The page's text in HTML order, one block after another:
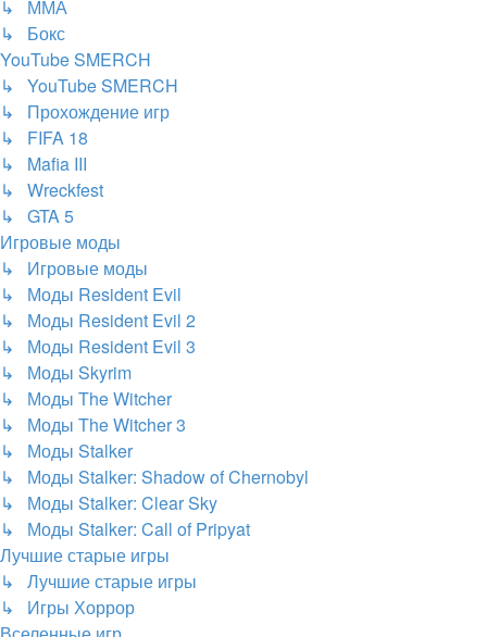
↳ ММА
↳ Бокс
YouTube SMERCH
↳ YouTube SMERCH
↳ Прохождение игр
↳ FIFA 18
↳ Mafia III
↳ Wreckfest
↳ GTA 5
Игровые моды
↳ Игровые моды
↳ Моды Resident Evil
↳ Моды Resident Evil 2
↳ Моды Resident Evil 3
↳ Моды Skyrim
↳ Моды The Witcher
↳ Моды The Witcher 3
↳ Моды Stalker
↳ Моды Stalker: Shadow of Chernobyl
↳ Моды Stalker: Clear Sky
↳ Моды Stalker: Call of Pripyat
Лучшие старые игры
↳ Лучшие старые игры
↳ Игры Хоррор